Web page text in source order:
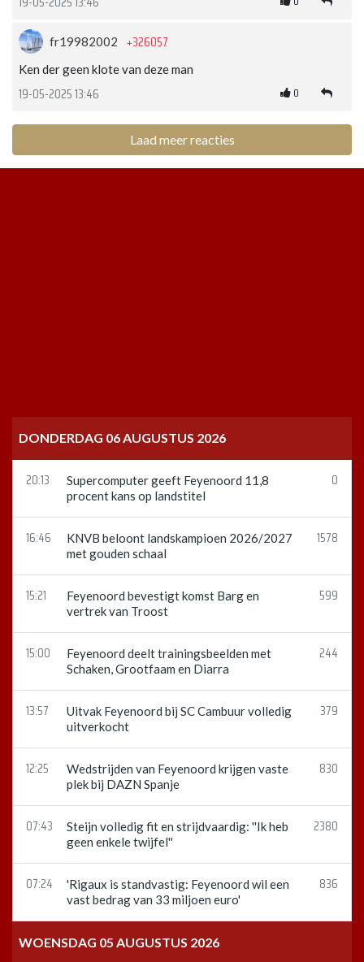
fr19982002 +326057
Ken der geen klote van deze man
19-05-2025 13:46 0
Laad meer reacties
DONDERDAG 06 AUGUSTUS 2026
20:13
Supercomputer geeft Feyenoord 11,8
procent kans op landstitel
0
16:46
KNVB beloont landskampioen 2026/2027
met gouden schaal
1578
15:21
Feyenoord bevestigt komst Barg en
vertrek van Troost
599
15:00
Feyenoord deelt trainingsbeelden met
Schaken, Grootfaam en Diarra
244
13:57
Uitvak Feyenoord bij SC Cambuur volledig
uitverkocht
379
12:25
Wedstrijden van Feyenoord krijgen vaste
plek bij DAZN Spanje
830
07:43
Steijn volledig fit en strijdvaardig: ''Ik heb
geen enkele twijfel''
2380
07:24
'Rigaux is standvastig: Feyenoord wil een
vast bedrag van 33 miljoen euro'
836
WOENSDAG 05 AUGUSTUS 2026